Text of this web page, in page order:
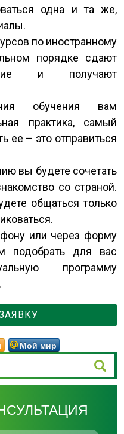
одна и та же,
по иностранному
порядке сдают
и получают
обучения вам
практика, самый
ее – это отправиться
вы будете сочетать
со страной.
общаться только
или через форму
для вас
программу
Мой мир